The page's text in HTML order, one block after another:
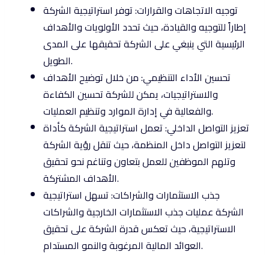
توجيه الاتجاهات والقرارات: توفر استراتيجية الشركة
إطاراً للتوجيه والقيادة، حيث تحدد الأولويات والأهداف
الرئيسية التي ينبغي على الشركة تحقيقها على المدى
الطويل.
تحسين الأداء التنظيمي: من خلال توضيح الأهداف
والاستراتيجيات، يمكن للشركة تحسين الكفاءة
والفعالية في إدارة الموارد وتنظيم العمليات.
تعزيز التواصل الداخلي: تعمل استراتيجية الشركة كأداة
لتعزيز التواصل داخل المنظمة، حيث تنقل رؤية الشركة
وتلهم الموظفين للعمل بتعاون وتناغم نحو تحقيق
الأهداف المشتركة.
جذب الاستثمارات والشراكات: تسهل استراتيجية
الشركة عمليات جذب الاستثمارات الخارجية والشراكات
الاستراتيجية، حيث تعكس قدرة الشركة على تحقيق
العوائد المالية المرغوبة والنمو المستدام.